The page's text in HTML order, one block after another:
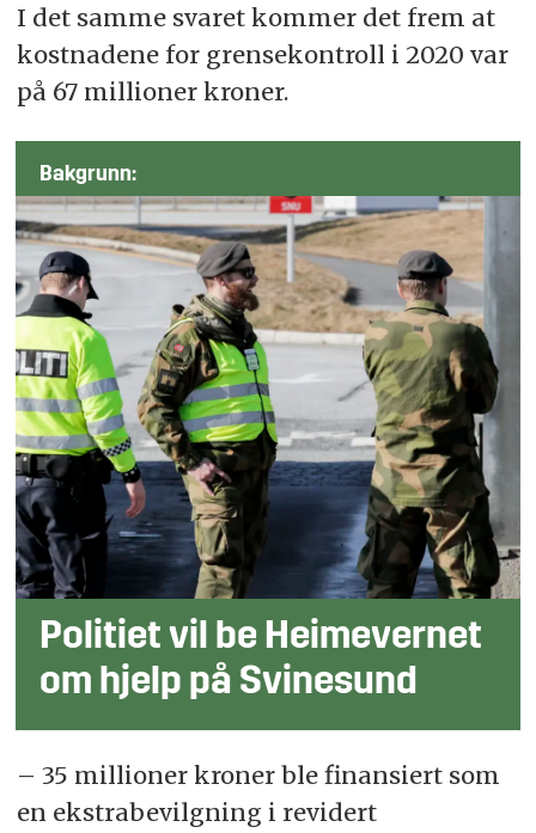
I det samme svaret kommer det frem at
kostnadene for grensekontroll i 2020 var
på 67 millioner kroner.
Bakgrunn:
Politiet vil be Heimevernet
om hjelp på Svinesund
– 35 millioner kroner ble finansiert som
en ekstrabevilgning i revidert